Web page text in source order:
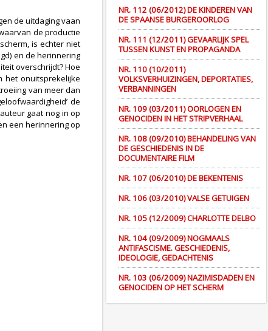
de uitdaging vaan
de productie
is echter niet
en de herinnering
overschrijdt? Hoe
het onuitsprekelijke
van meer dan
de
gaat nog in op
een herinnering op
NR. 112 (06/2012) DE KINDEREN VAN
DE SPAANSE BURGEROORLOG
NR. 111 (12/2011) GEVAARLIJK SPEL
TUSSEN KUNST EN PROPAGANDA
NR. 110 (10/2011)
VOLKSVERHUIZINGEN, DEPORTATIES,
VERBANNINGEN
NR. 109 (03/2011) OORLOGEN EN
GENOCIDEN IN HET STRIPVERHAAL
NR. 108 (09/2010) BEHANDELING VAN
DE GESCHIEDENIS IN DE
DOCUMENTAIRE FILM
NR. 107 (06/2010) DE BEKENTENIS
NR. 106 (03/2010) VALSE GETUIGEN
NR. 105 (12/2009) CHARLOTTE DELBO
NR. 104 (09/2009) NOGMAALS
ANTIFASCISME. GESCHIEDENIS,
IDEOLOGIE, GEDACHTENIS
NR. 103 (06/2009) NAZIMISDADEN EN
GENOCIDEN OP HET SCHERM